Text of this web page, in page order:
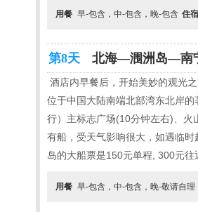
用餐 早-包含，中-包含，晚-包含 住宿
第8天 北海—涠洲岛—南
酒店内早餐后，开始美妙的观光
位于中国大陆南端北部湾东北岸
行）主标志广场(10分钟左右)、
有船，受天气影响很大，如遇临
岛的大船票是150元单程, 300元往
用餐 早-包含，中-包含，晚-敬请自理